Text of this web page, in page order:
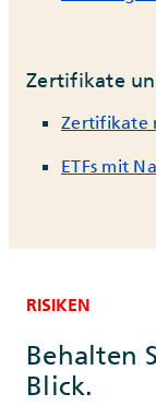
Zertifikate
Zertifikate
ETFs mit
RISIKEN
Behalten
Blick.